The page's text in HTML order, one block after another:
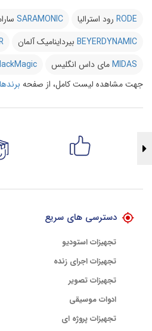
RODE رود استرالیا SARAMONIC
BEYERDYNAMIC بیرداینامیک آلمان
MIDASمای داس انگلیس
جهت مشاهده لیست کامل، از صفحه برندها
دسترسی های سریع
تجهیزات استودیو
تجهیزات اجرای زنده
تجهیزات تصویر
ادوات موسیقی
تجهیزات پروژه ای